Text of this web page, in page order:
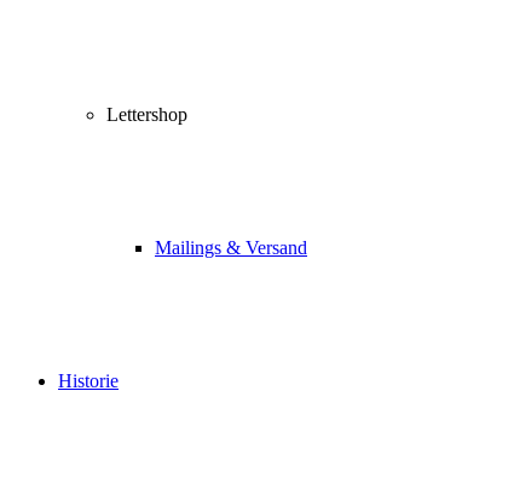
Lettershop
Mailings & Versand
Historie